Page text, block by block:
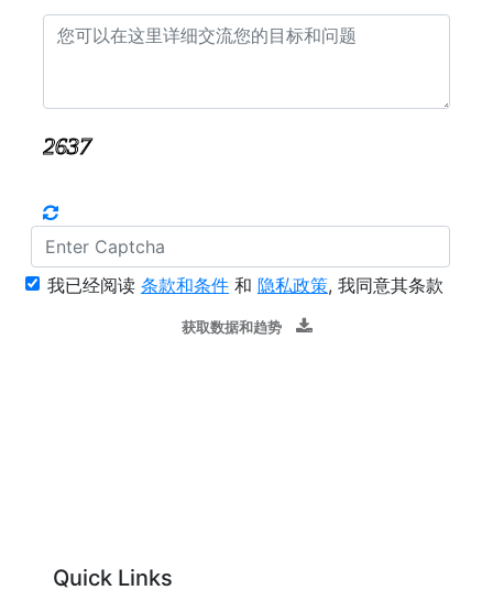
我已经阅读 条款和条件 和 隐私政策, 我同意其条款
获取数据和趋势
Quick Links